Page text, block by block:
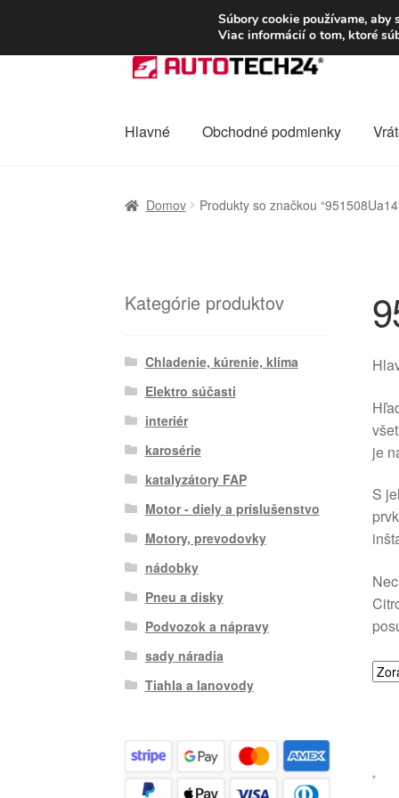
DOPRAVA od 6 EUR
Preskočiť
na
Preskočiť
na
Hlavné
Obchodné podmienky
Domov Produkty so značkou
je
S
Kategórie produktov
Chladenie, kúrenie, klíma
Elektro súčasti
interiér
karosérie
katalyzátory FAP
Motor - diely a príslušenstvo
Motory, prevodovky
nádobky
Pneu a disky
Podvozok a nápravy
sady náradia
Tiahla a lanovody
Súbory cookie používame,
Viac informácií o tom, ktoré